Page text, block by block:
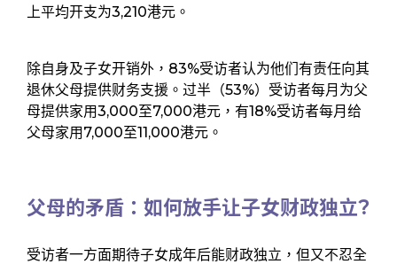
上平均开支为3,210港元。
除自身及子女开销外，83%受访者认为他们有责任向其
退休父母提供财务支援。过半（53%）受访者每月为父
母提供家用3,000至7,000港元，有18%受访者每月给
父母家用7,000至11,000港元。
父母的矛盾：如何放手让子女财政独立?
受访者一方面期待子女成年后能财政独立，但又不忍全